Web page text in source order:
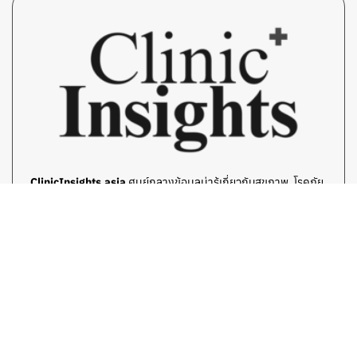
ClinicInsights.asia ศูนย์กลางข้อมูลน่ารู้เกี่ยวกับสุขภาพ, โรคภัย,